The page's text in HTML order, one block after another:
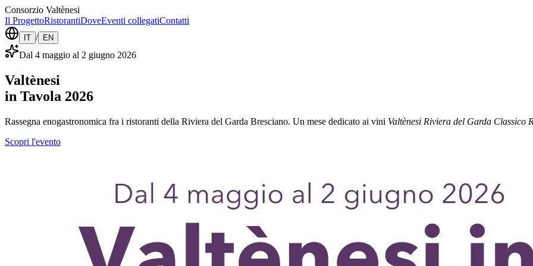
Consorzio Valtènesi
Il ProgettoRistorantiDoveEventi collegatiContatti
IT / EN
Dal 4 maggio al 2 giugno 2026
Valtènesi
in Tavola 2026
Rassegna enogastronomica fra i ristoranti della Riviera del Garda Bresciano. Un mese dedicato ai vini Valtènesi Riviera del Garda Classico
Scopri l'evento